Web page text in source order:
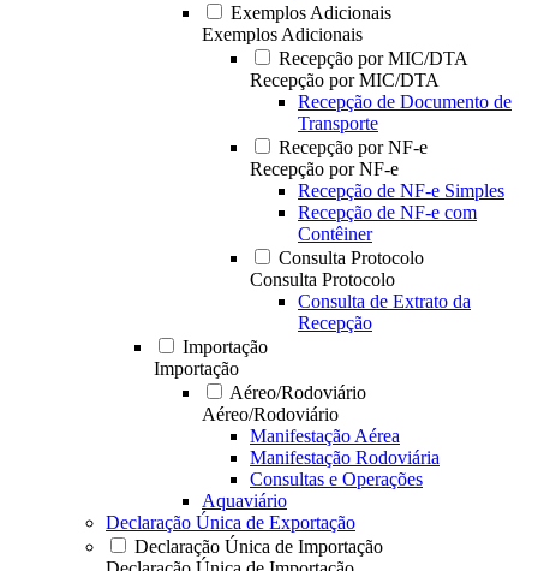
Exemplos Adicionais
Exemplos Adicionais
Recepção por MIC/DTA
Recepção por MIC/DTA
Recepção de Documento de
Transporte
Recepção por NF-e
Recepção por NF-e
Recepção de NF-e Simples
Recepção de NF-e com
Contêiner
Consulta Protocolo
Consulta Protocolo
Consulta de Extrato da
Recepção
Importação
Importação
Aéreo/Rodoviário
Aéreo/Rodoviário
Manifestação Aérea
Manifestação Rodoviária
Consultas e Operações
Aquaviário
Declaração Única de Exportação
Declaração Única de Importação